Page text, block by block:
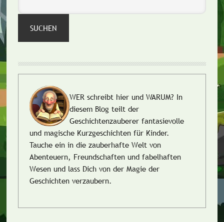
SUCHEN
WER schreibt hier und WARUM? In
diesem Blog teilt der
Geschichtenzauberer fantasievolle
und magische Kurzgeschichten für Kinder.
Tauche ein in die zauberhafte Welt von
Abenteuern, Freundschaften und fabelhaften
Wesen und lass Dich von der Magie der
Geschichten verzaubern.